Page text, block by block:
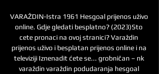
VARAŽDIN-Istra 1961 Hesgoal prijenos uživo
online. Gdje gledati besplatno? (2023)Sto
cete pronaci na ovoj stranici? Varaždin
prijenos uživo i besplatan prijenos online i na
televiziji Iznenadit ćete se... grobničan – nk
varaždin varaždin podudaranja hesgoal